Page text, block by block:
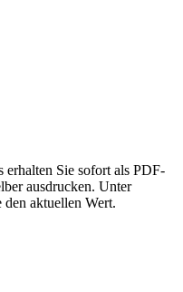
erhalten Sie sofort als PDF-
ausdrucken. Unter
aktuellen Wert.